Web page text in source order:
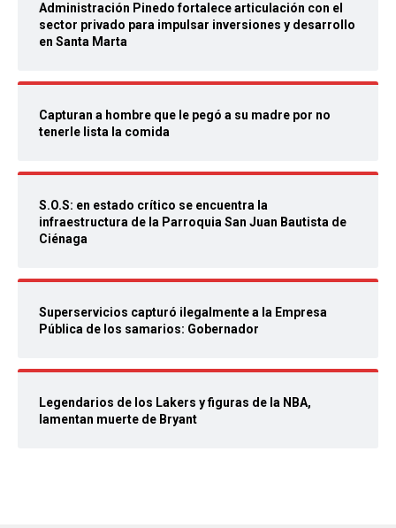
Administración Pinedo fortalece articulación con el
sector privado para impulsar inversiones y desarrollo
en Santa Marta
Capturan a hombre que le pegó a su madre por no
tenerle lista la comida
S.O.S: en estado crítico se encuentra la
infraestructura de la Parroquia San Juan Bautista de
Ciénaga
Superservicios capturó ilegalmente a la Empresa
Pública de los samarios: Gobernador
Legendarios de los Lakers y figuras de la NBA,
lamentan muerte de Bryant